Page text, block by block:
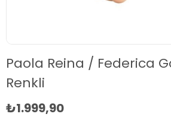
Paola Reina / Federica
Renkli
₺1.999,90